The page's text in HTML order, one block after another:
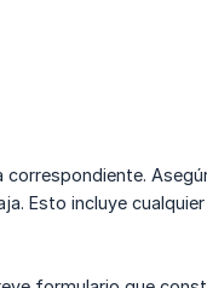
Esto incluye